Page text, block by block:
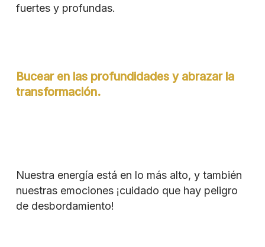
fuertes y profundas.
Bucear en las profundidades y abrazar la
transformación.
Nuestra energía está en lo más alto, y también
nuestras emociones ¡cuidado que hay peligro
de desbordamiento!